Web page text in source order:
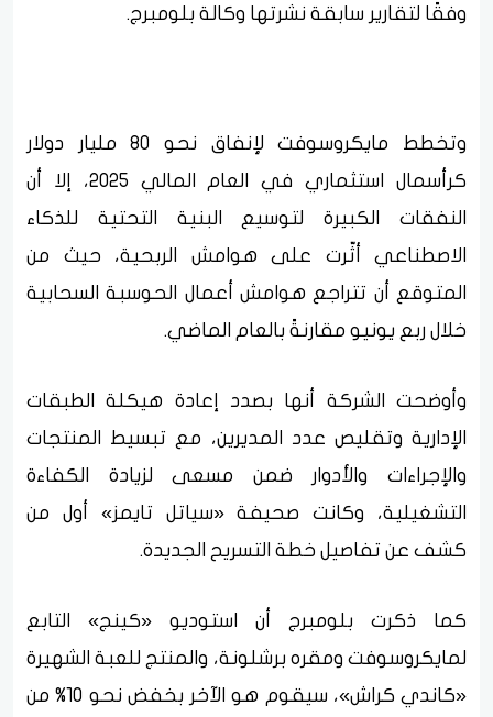
وفقًا لتقارير سابقة نشرتها وكالة بلومبرج.
وتخطط مايكروسوفت لإنفاق نحو 80 مليار دولار
كرأسمال استثماري في العام المالي 2025، إلا أن
النفقات الكبيرة لتوسيع البنية التحتية للذكاء
الاصطناعي أثّرت على هوامش الربحية، حيث من
المتوقع أن تتراجع هوامش أعمال الحوسبة السحابية
خلال ربع يونيو مقارنةً بالعام الماضي.
وأوضحت الشركة أنها بصدد إعادة هيكلة الطبقات
الإدارية وتقليص عدد المديرين، مع تبسيط المنتجات
والإجراءات والأدوار ضمن مسعى لزيادة الكفاءة
التشغيلية، وكانت صحيفة «سياتل تايمز» أول من
كشف عن تفاصيل خطة التسريح الجديدة.
كما ذكرت بلومبرج أن استوديو «كينج» التابع
لمايكروسوفت ومقره برشلونة، والمنتج للعبة الشهيرة
«كاندي كراش»، سيقوم هو الآخر بخفض نحو 10% من